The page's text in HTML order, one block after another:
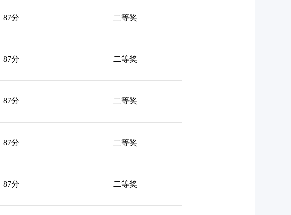
87分 二等奖
87分 二等奖
87分 二等奖
87分 二等奖
87分 二等奖